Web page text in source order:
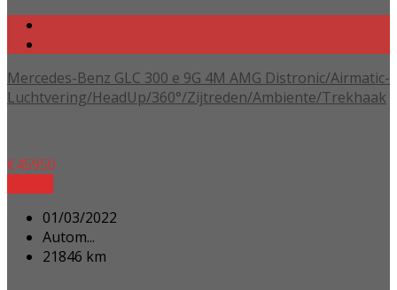
Mercedes-Benz GLC 300 e 9G 4M AMG Distronic/Airmatic-
Luchtvering/HeadUp/360°/Zijtreden/Ambiente/Trekhaak
€45950
01/03/2022
Autom...
21846 km